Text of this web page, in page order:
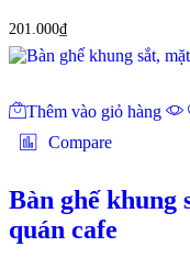
201.000₫
Thêm vào giỏ hàng
Compare
Bàn ghế khung
quán cafe